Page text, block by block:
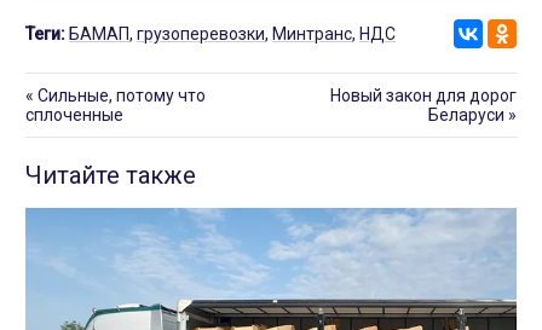
Теги: БАМАП, грузоперевозки, Минтранс, НДС
« Сильные, потому что
сплоченные
Новый закон для дорог
Беларуси »
Читайте также